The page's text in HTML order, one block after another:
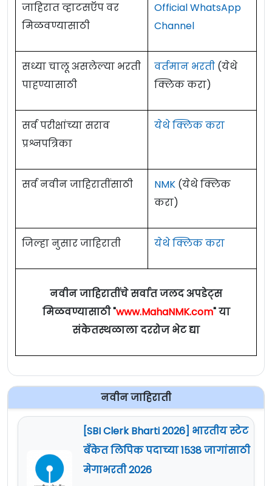
जाहिरात व्हाटसऍप वर
मिळवण्यासाठी
Official WhatsApp
Channel
सध्या चालू असलेल्या भरती
पाहण्यासाठी
वर्तमान भरती (येथे
क्लिक करा)
सर्व परीक्षांच्या सराव
प्रश्नपत्रिका
येथे क्लिक करा
सर्व नवीन जाहिरातींसाठी NMK (येथे क्लिक
करा)
जिल्हा नुसार जाहिराती येथे क्लिक करा
नवीन जाहिरातींचे सर्वात जलद अपडेट्स
मिळवण्यासाठी "www.MahaNMK.com" या
संकेतस्थळाला दररोज भेट द्या
नवीन जाहिराती
[SBI Clerk Bharti 2026] भारतीय स्टेट
बँकेत लिपिक पदाच्या 1538 जागांसाठी
मेगाभरती 2026